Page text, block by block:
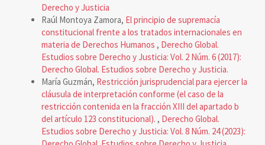
Derecho y Justicia
Raúl Montoya Zamora, El principio de supremacía
constitucional frente a los tratados internacionales en
materia de Derechos Humanos , Derecho Global.
Estudios sobre Derecho y Justicia: Vol. 2 Núm. 6 (2017):
Derecho Global. Estudios sobre Derecho y Justicia.
María Guzmán, Restricción jurisprudencial para ejercer la
cláusula de interpretación conforme (el caso de la
restricción contenida en la fracción XIII del apartado b
del artículo 123 constitucional). , Derecho Global.
Estudios sobre Derecho y Justicia: Vol. 8 Núm. 24 (2023):